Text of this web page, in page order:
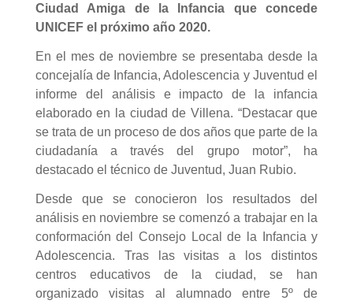
Ciudad Amiga de la Infancia que concede
UNICEF el próximo año 2020.
En el mes de noviembre se presentaba desde la
concejalía de Infancia, Adolescencia y Juventud el
informe del análisis e impacto de la infancia
elaborado en la ciudad de Villena. “Destacar que
se trata de un proceso de dos años que parte de la
ciudadanía a través del grupo motor”, ha
destacado el técnico de Juventud, Juan Rubio.
Desde que se conocieron los resultados del
análisis en noviembre se comenzó a trabajar en la
conformación del Consejo Local de la Infancia y
Adolescencia. Tras las visitas a los distintos
centros educativos de la ciudad, se han
organizado visitas al alumnado entre 5º de